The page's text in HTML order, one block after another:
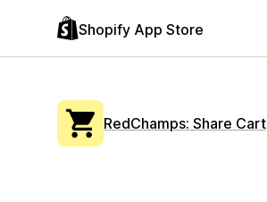
Shopify App Store
RedChamps: Share Cart